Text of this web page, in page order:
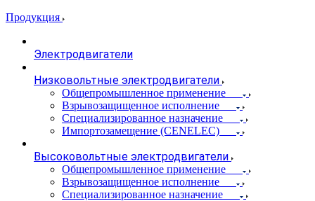
Продукция
Электродвигатели
Низковольтные электродвигатели
Общепромышленное применение
Взрывозащищенное исполнение
Специализированное назначение
Импортозамещение (CENELEC)
Высоковольтные электродвигатели
Общепромышленное применение
Взрывозащищенное исполнение
Специализированное назначение